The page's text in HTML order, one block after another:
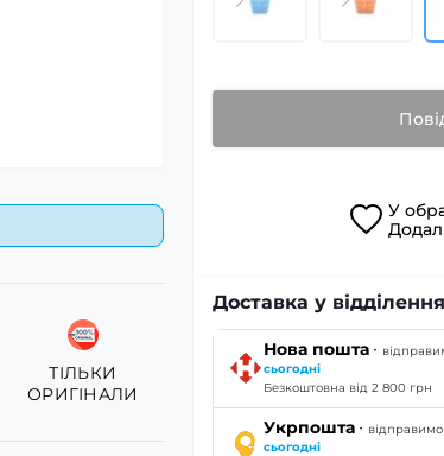
ТІЛЬКИ
ОРИГІНАЛИ
У
Доставка у
Нова пошта ·
сьогодні
Безкоштовна від 2 800 грн
Укрпошта · відправимо
сьогодні